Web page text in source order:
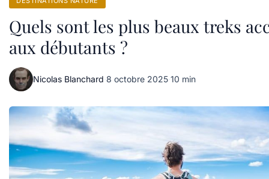
Quels sont les plus beaux treks
aux débutants ?
Nicolas Blanchard·8 octobre 2025·10 min